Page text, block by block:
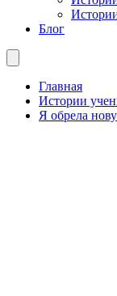
Блог
Главная
Истории
Я обрела